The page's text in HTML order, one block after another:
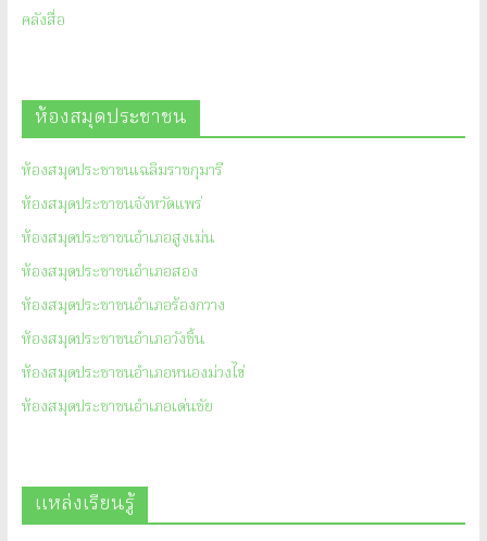
คลังสื่อ
ห้องสมุดประชาชน
ห้องสมุดประชาชนเฉลิมราชกุมารี
ห้องสมุดประชาชนจังหวัดแพร่
ห้องสมุดประชาชนอำเภอสูงเม่น
ห้องสมุดประชาชนอำเภอสอง
ห้องสมุดประชาชนอำเภอร้องกวาง
ห้องสมุดประชาชนอำเภอวังชิ้น
ห้องสมุดประชาชนอำเภอหนองม่วงไข่
ห้องสมุดประชาชนอำเภอเด่นชัย
แหล่งเรียนรู้